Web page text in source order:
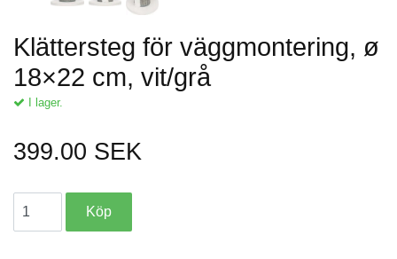
Klättersteg för väggmontering, ø
18×22 cm, vit/grå
I lager.
399.00 SEK